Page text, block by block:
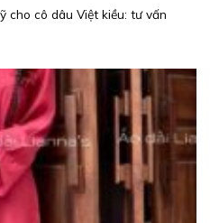
cho cô dâu Việt kiều: tư vấn